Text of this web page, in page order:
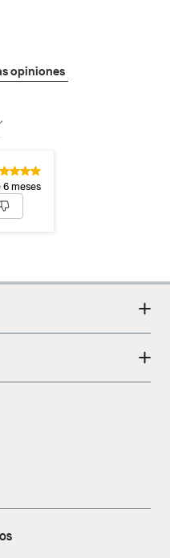
opiniones
6 meses